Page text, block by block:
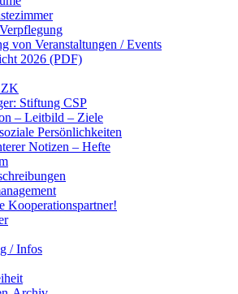
von Veranstaltungen / Events
2026 (PDF)
Stiftung CSP
– Leitbild – Ziele
Persönlichkeiten
Notizen – Hefte
Kooperationspartner!
/ Infos